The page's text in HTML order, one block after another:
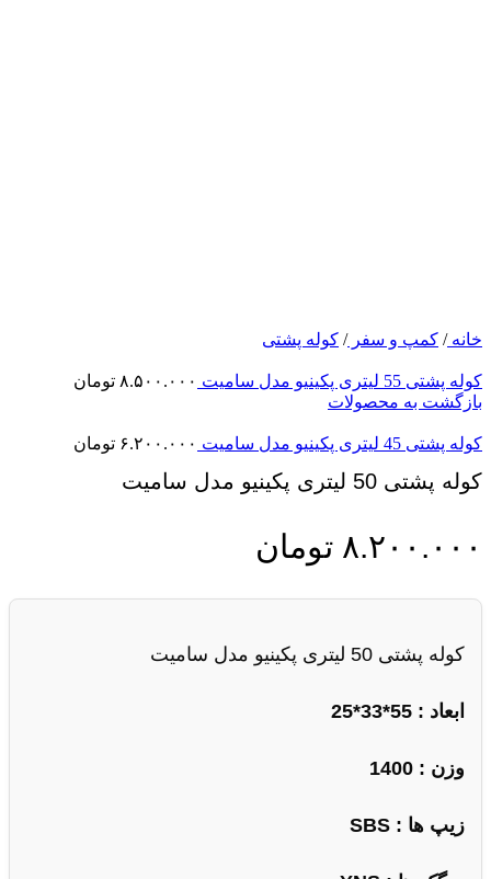
خانه/ کمپ و سفر/ کوله پشتی
کوله پشتی 55 لیتری پکینیو مدل سامیت ۸.۵۰۰.۰۰۰ تومان
بازگشت به محصولات
کوله پشتی 45 لیتری پکینیو مدل سامیت ۶.۲۰۰.۰۰۰ تومان
کوله پشتی 50 لیتری پکینیو مدل سامیت
۸.۲۰۰.۰۰۰ تومان
کوله پشتی 50 لیتری پکینیو مدل سامیت
ابعاد : 55*33*25
وزن : 1400
زیپ ها : SBS